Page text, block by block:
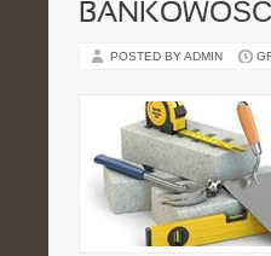
POSTED BY ADMIN